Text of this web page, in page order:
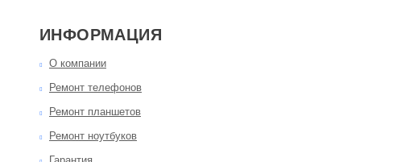
ИНФОРМАЦИЯ
О компании
Ремонт телефонов
Ремонт планшетов
Ремонт ноутбуков